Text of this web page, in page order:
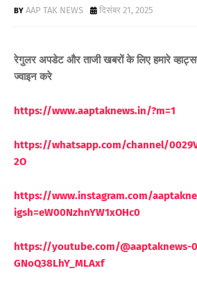
AAP TAK NEWS दिसंबर 21, 2025
रेगुलर अपडेट और ताजी खबरों के लिए हमारे
ज्वाइन करे
https://www.aaptaknews.in/?m=1
https://whatsapp.com/channel/
2O
https://www.instagram.com/
igsh=eW00NzhnYW1xOHc0
https://youtube.com/@aaptaknews-
GNoQ38LhY_MLAxf